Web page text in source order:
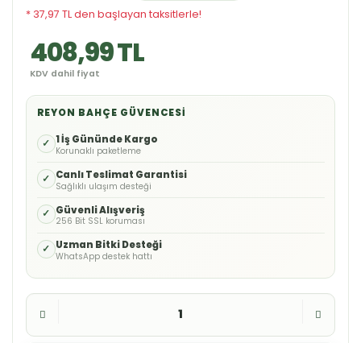
* 37,97 TL den başlayan taksitlerle!
408,99 TL
KDV dahil fiyat
REYON BAHÇE GÜVENCESI
✓ 1 İş Gününde Kargo
Korunaklı paketleme
✓ Canlı Teslimat Garantisi
Sağlıklı ulaşım desteği
✓ Güvenli Alışveriş
256 Bit SSL koruması
✓ Uzman Bitki Desteği
WhatsApp destek hattı